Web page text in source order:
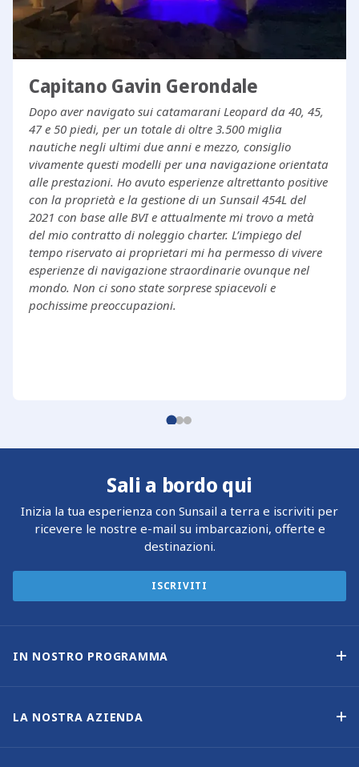
Capitano Gavin Gerondale
Dopo aver navigato sui catamarani Leopard da 40, 45,
47 e 50 piedi, per un totale di oltre 3.500 miglia
nautiche negli ultimi due anni e mezzo, consiglio
vivamente questi modelli per una navigazione orientata
alle prestazioni. Ho avuto esperienze altrettanto positive
con la proprietà e la gestione di un Sunsail 454L del
2021 con base alle BVI e attualmente mi trovo a metà
del mio contratto di noleggio charter. L’impiego del
tempo riservato ai proprietari mi ha permesso di vivere
esperienze di navigazione straordinarie ovunque nel
mondo. Non ci sono state sorprese spiacevoli e
pochissime preoccupazioni.
Sali a bordo qui
Inizia la tua esperienza con Sunsail a terra e iscriviti per
ricevere le nostre e-mail su imbarcazioni, offerte e
destinazioni.
ISCRIVITI
IN NOSTRO PROGRAMMA
LA NOSTRA AZIENDA